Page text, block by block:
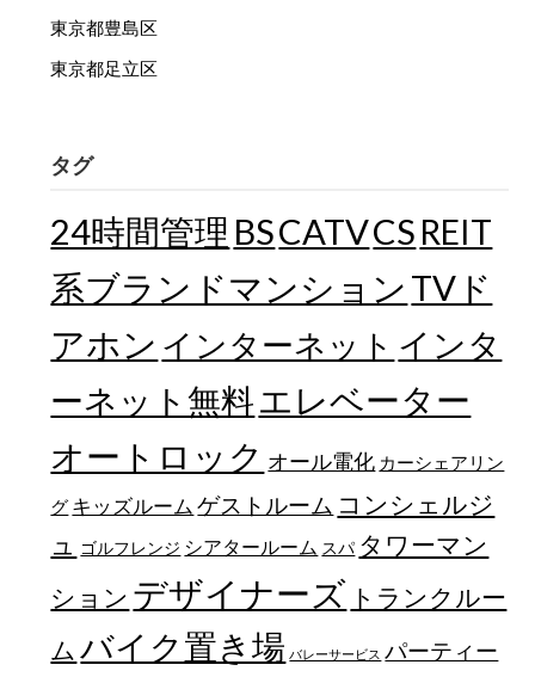
東京都豊島区
東京都足立区
タグ
24時間管理 BSCATVCS REIT
系ブランドマンション TVド
アホン インターネット インタ
ーネット無料エレベーター
オートロック オール電化 カーシェアリン
グ キッズルーム ゲストルーム コンシェルジ
ュ
ゴルフレンジ シアタールーム スパ タワーマン
ション デザイナーズ トランクルー
ム バイク置き場 バレーサービス パーティー